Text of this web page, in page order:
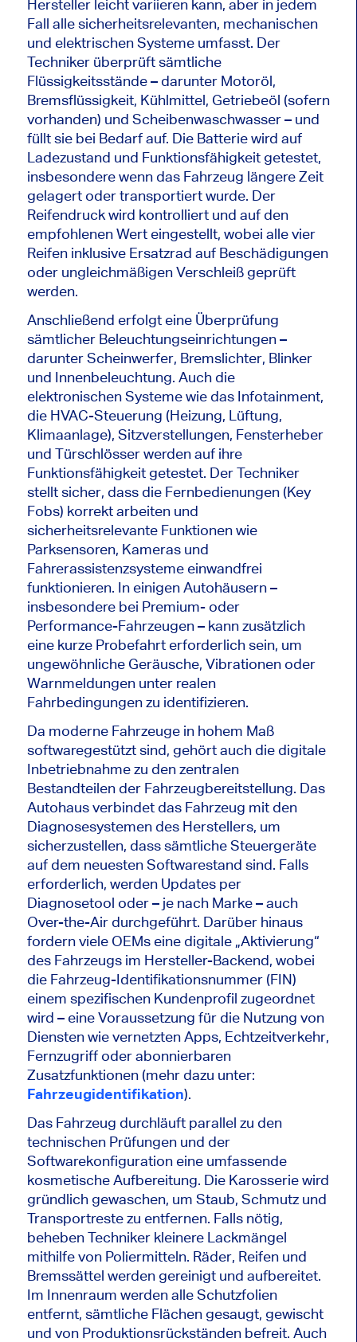
Hersteller leicht variieren kann, aber in jedem
Fall alle sicherheitsrelevanten, mechanischen
und elektrischen Systeme umfasst. Der
Techniker überprüft sämtliche
Flüssigkeitsstände – darunter Motoröl,
Bremsflüssigkeit, Kühlmittel, Getriebeöl (sofern
vorhanden) und Scheibenwaschwasser – und
füllt sie bei Bedarf auf. Die Batterie wird auf
Ladezustand und Funktionsfähigkeit getestet,
insbesondere wenn das Fahrzeug längere Zeit
gelagert oder transportiert wurde. Der
Reifendruck wird kontrolliert und auf den
empfohlenen Wert eingestellt, wobei alle vier
Reifen inklusive Ersatzrad auf Beschädigungen
oder ungleichmäßigen Verschleiß geprüft
werden.
Anschließend erfolgt eine Überprüfung
sämtlicher Beleuchtungseinrichtungen –
darunter Scheinwerfer, Bremslichter, Blinker
und Innenbeleuchtung. Auch die
elektronischen Systeme wie das Infotainment,
die HVAC-Steuerung (Heizung, Lüftung,
Klimaanlage), Sitzverstellungen, Fensterheber
und Türschlösser werden auf ihre
Funktionsfähigkeit getestet. Der Techniker
stellt sicher, dass die Fernbedienungen (Key
Fobs) korrekt arbeiten und
sicherheitsrelevante Funktionen wie
Parksensoren, Kameras und
Fahrerassistenzsysteme einwandfrei
funktionieren. In einigen Autohäusern –
insbesondere bei Premium- oder
Performance-Fahrzeugen – kann zusätzlich
eine kurze Probefahrt erforderlich sein, um
ungewöhnliche Geräusche, Vibrationen oder
Warnmeldungen unter realen
Fahrbedingungen zu identifizieren.
Da moderne Fahrzeuge in hohem Maß
softwaregestützt sind, gehört auch die digitale
Inbetriebnahme zu den zentralen
Bestandteilen der Fahrzeugbereitstellung. Das
Autohaus verbindet das Fahrzeug mit den
Diagnosesystemen des Herstellers, um
sicherzustellen, dass sämtliche Steuergeräte
auf dem neuesten Softwarestand sind. Falls
erforderlich, werden Updates per
Diagnosetool oder – je nach Marke – auch
Over-the-Air durchgeführt. Darüber hinaus
fordern viele OEMs eine digitale „Aktivierung“
des Fahrzeugs im Hersteller-Backend, wobei
die Fahrzeug-Identifikationsnummer (FIN)
einem spezifischen Kundenprofil zugeordnet
wird – eine Voraussetzung für die Nutzung von
Diensten wie vernetzten Apps, Echtzeitverkehr,
Fernzugriff oder abonnierbaren
Zusatzfunktionen (mehr dazu unter:
Fahrzeugidentifikation).
Das Fahrzeug durchläuft parallel zu den
technischen Prüfungen und der
Softwarekonfiguration eine umfassende
kosmetische Aufbereitung. Die Karosserie wird
gründlich gewaschen, um Staub, Schmutz und
Transportreste zu entfernen. Falls nötig,
beheben Techniker kleinere Lackmängel
mithilfe von Poliermitteln. Räder, Reifen und
Bremssättel werden gereinigt und aufbereitet.
Im Innenraum werden alle Schutzfolien
entfernt, sämtliche Flächen gesaugt, gewischt
und von Produktionsrückständen befreit. Auch